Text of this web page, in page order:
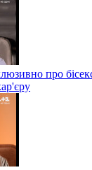
про